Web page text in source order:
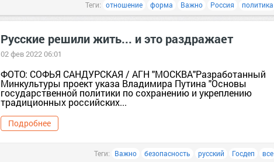
Теги: отношение форма Важно Россия политика
Русские решили жить... и это раздражает
02 фев 2022 06:01
ФОТО: СОФЬЯ САНДУРСКАЯ / АГН "МОСКВА"Разработанный
Минкультуры проект указа Владимира Путина "Основы
государственной политики по сохранению и укреплению
традиционных российских...
Подробнее
Теги: Важно безопасность русский Госдеп все